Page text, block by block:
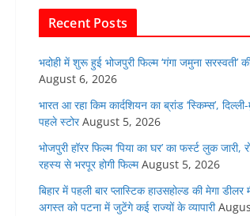
o
o
k
p
Recent Posts
भदोही में शुरू हुई भोजपुरी फिल्म ‘गंगा जमुना सरस्वती’
August 6, 2026
भारत आ रहा किम कार्दशियन का ब्रांड ‘स्किम्स’,
पहले स्टोर August 5, 2026
भोजपुरी हॉरर फिल्म ‘पिया का घर’ का फर्स्ट लुक जारी,
रहस्य से भरपूर होगी फिल्म August 5, 2026
बिहार में पहली बार प्लास्टिक हाउसहोल्ड की मेगा
अगस्त को पटना में जुटेंगे कई राज्यों के व्यापारी